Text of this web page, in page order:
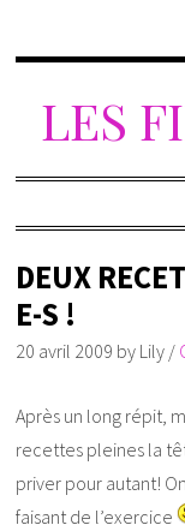
LES
DEUX
E-S !
20 avril 2009 by Lily /
Après un long répit,
recettes pleines la
priver pour autant!
faisant de l’exercice